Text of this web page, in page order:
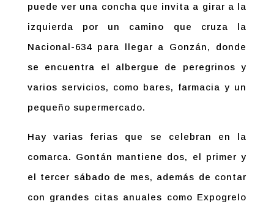
puede ver una concha que invita a girar a la
izquierda por un camino que cruza la
Nacional-634 para llegar a Gonzán, donde
se encuentra el albergue de peregrinos y
varios servicios, como bares, farmacia y un
pequeño supermercado.
Hay varias ferias que se celebran en la
comarca. Gontán mantiene dos, el primer y
el tercer sábado de mes, además de contar
con grandes citas anuales como Expogrelo